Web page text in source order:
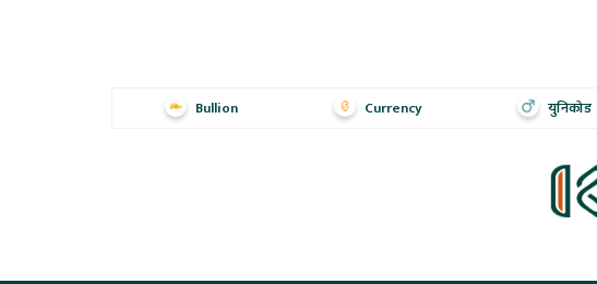
Bullion Currency युनिकोड